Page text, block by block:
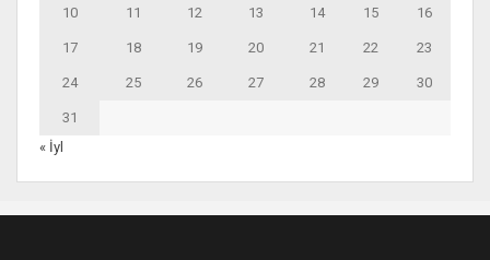
10 11 12 13 14 15 16
17 18 19 20 21 22 23
24 25 26 27 28 29 30
31
« İyl